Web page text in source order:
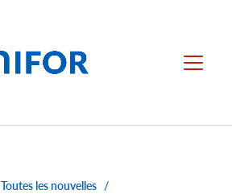
Menu
Toutes les nouvelles /